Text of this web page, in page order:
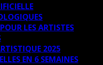
LES ARTISTES
2025
EN 6 SEMAINES